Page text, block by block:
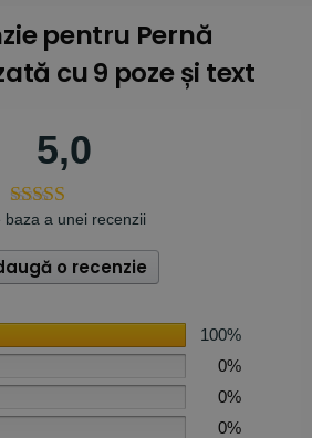
pentru Pernă
cu 9 poze și text
5,0
baza a unei recenzii
o recenzie
100%
0%
0%
0%